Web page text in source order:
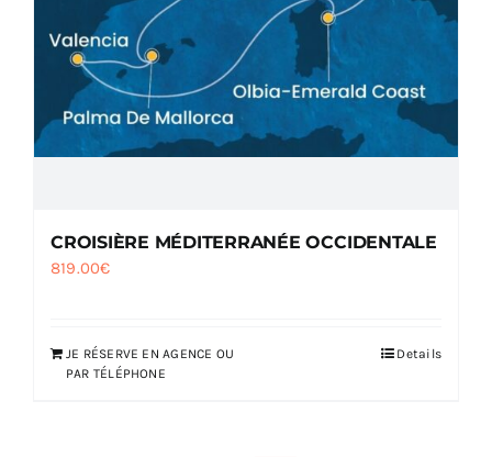
CROISIÈRE MÉDITERRANÉE OCCIDENTALE
819.00€
JE RÉSERVE EN AGENCE OU
PAR TÉLÉPHONE
Details